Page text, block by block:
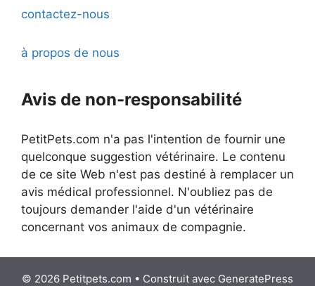
contactez-nous
à propos de nous
Avis de non-responsabilité
PetitPets.com n'a pas l'intention de fournir une
quelconque suggestion vétérinaire. Le contenu
de ce site Web n'est pas destiné à remplacer un
avis médical professionnel. N'oubliez pas de
toujours demander l'aide d'un vétérinaire
concernant vos animaux de compagnie.
© 2026 Petitpets.com • Construit avec GeneratePress